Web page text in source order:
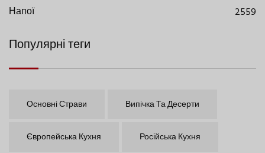
Напої
2559
Популярні теги
Основні Страви Випічка Та Десерти
Європейська Кухня Російська Кухня